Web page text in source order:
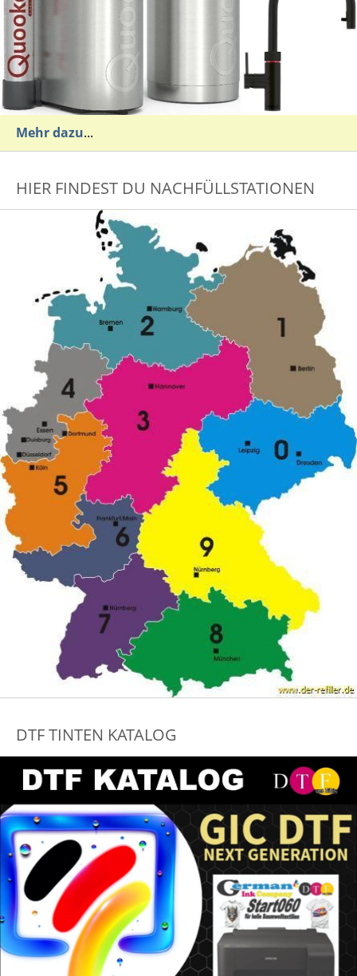
Mehr dazu...
HIER FINDEST DU NACHFÜLLSTATIONEN
DTF TINTEN KATALOG